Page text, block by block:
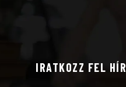
IRATKOZZ FEL